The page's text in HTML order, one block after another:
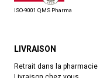
ISO-9001 QMS Pharma
LIVRAISON
Retrait dans la pharmacie